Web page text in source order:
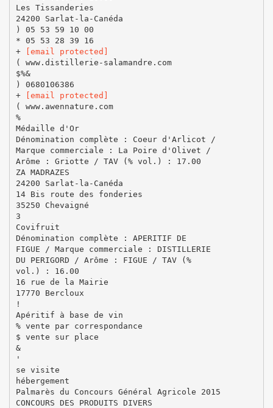
Les Tissanderies
24200 Sarlat-la-Canéda
) 05 53 59 10 00
* 05 53 28 39 16
+
[email protected]
( www.distillerie-salamandre.com
$%&
) 0680106386
+
[email protected]
( www.awennature.com
%
Médaille d'Or
Dénomination complète : Coeur d'Arlicot /
Marque commerciale : La Poire d'Olivet /
Arôme : Griotte / TAV (% vol.) : 17.00
ZA MADRAZES
24200 Sarlat-la-Canéda
14 Bis route des fonderies
35250 Chevaigné
3
Covifruit
Dénomination complète : APERITIF DE
FIGUE / Marque commerciale : DISTILLERIE
DU PERIGORD / Arôme : FIGUE / TAV (%
vol.) : 16.00
16 rue de la Mairie
17770 Bercloux
!
Apéritif à base de vin
% vente par correspondance
$ vente sur place
&
'
se visite
hébergement
Palmarès du Concours Général Agricole 2015
CONCOURS DES PRODUITS DIVERS